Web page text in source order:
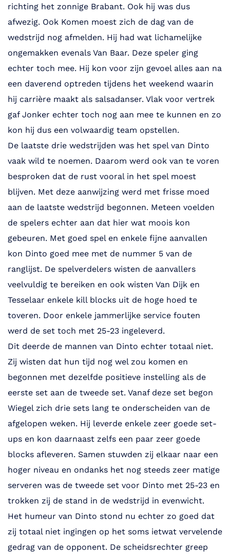
richting het zonnige Brabant. Ook hij was dus
afwezig. Ook Komen moest zich de dag van de
wedstrijd nog afmelden. Hij had wat lichamelijke
ongemakken evenals Van Baar. Deze speler ging
echter toch mee. Hij kon voor zijn gevoel alles aan na
een daverend optreden tijdens het weekend waarin
hij carrière maakt als salsadanser. Vlak voor vertrek
gaf Jonker echter toch nog aan mee te kunnen en zo
kon hij dus een volwaardig team opstellen.
De laatste drie wedstrijden was het spel van Dinto
vaak wild te noemen. Daarom werd ook van te voren
besproken dat de rust vooral in het spel moest
blijven. Met deze aanwijzing werd met frisse moed
aan de laatste wedstrijd begonnen. Meteen voelden
de spelers echter aan dat hier wat moois kon
gebeuren. Met goed spel en enkele fijne aanvallen
kon Dinto goed mee met de nummer 5 van de
ranglijst. De spelverdelers wisten de aanvallers
veelvuldig te bereiken en ook wisten Van Dijk en
Tesselaar enkele kill blocks uit de hoge hoed te
toveren. Door enkele jammerlijke service fouten
werd de set toch met 25-23 ingeleverd.
Dit deerde de mannen van Dinto echter totaal niet.
Zij wisten dat hun tijd nog wel zou komen en
begonnen met dezelfde positieve instelling als de
eerste set aan de tweede set. Vanaf deze set begon
Wiegel zich drie sets lang te onderscheiden van de
afgelopen weken. Hij leverde enkele zeer goede set-
ups en kon daarnaast zelfs een paar zeer goede
blocks afleveren. Samen stuwden zij elkaar naar een
hoger niveau en ondanks het nog steeds zeer matige
serveren was de tweede set voor Dinto met 25-23 en
trokken zij de stand in de wedstrijd in evenwicht.
Het humeur van Dinto stond nu echter zo goed dat
zij totaal niet ingingen op het soms ietwat vervelende
gedrag van de opponent. De scheidsrechter greep